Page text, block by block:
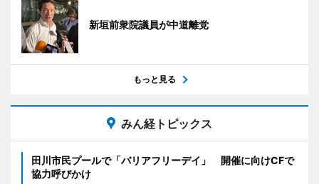
新垣前衆院議員が中道離党
もっと見る
みん経トピックス
田川市民プールで「バリアフリーデイ」 開催に向けCFで
協力呼びかけ